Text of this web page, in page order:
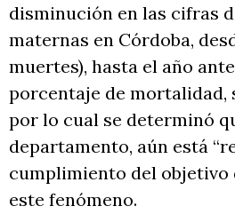
disminución en las cifras
maternas en Córdoba,
muertes), hasta el año
porcentaje de mortalidad,
por lo cual se determinó
departamento, aún está
cumplimiento del objetivo
este fenómeno.